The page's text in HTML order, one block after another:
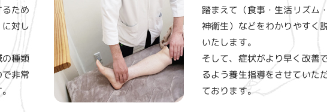
ため
対し
種類
非常
踏まえて（食事・生活リズム
神衛生）などをわかりやすく
いたします。
そして、症状がより早く改善
るよう養生指導をさせていた
ております。